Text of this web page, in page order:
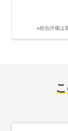
※総合評価は